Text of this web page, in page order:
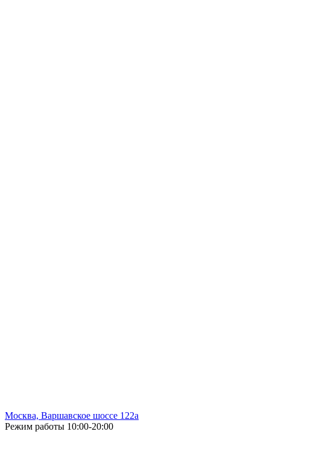
Москва, Варшавское шоссе 122а
Режим работы 10:00-20:00